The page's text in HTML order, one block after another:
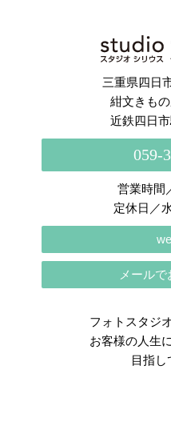
三重県四日
紺文きも
近鉄四日
059-
営業時間
定休日／
メール
フォトスタジ
お客様の人生
目指し